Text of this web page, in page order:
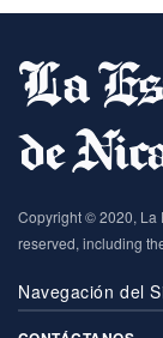
Copyright © 2020, La
reserved, including
Navegación del